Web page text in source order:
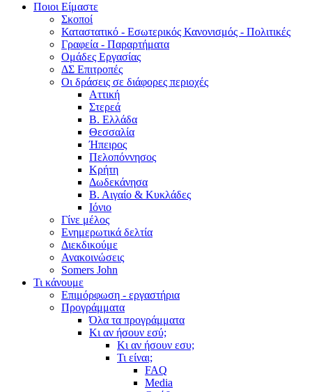
Ποιοι Είμαστε
Σκοποί
Καταστατικό - Εσωτερικός Κανονισμός - Πολιτικές
Γραφεία - Παραρτήματα
Ομάδες Εργασίας
ΔΣ Επιτροπές
Οι δράσεις σε διάφορες περιοχές
Αττική
Στερεά
Β. Ελλάδα
Θεσσαλία
Ήπειρος
Πελοπόννησος
Κρήτη
Δωδεκάνησα
Β. Αιγαίο & Κυκλάδες
Ιόνιο
Γίνε μέλος
Ενημερωτικά δελτία
Διεκδικούμε
Ανακοινώσεις
Somers John
Τι κάνουμε
Επιμόρφωση - εργαστήρια
Προγράμματα
Όλα τα προγράμματα
Κι αν ήσουν εσύ;
Κι αν ήσουν εσυ;
Τι είναι;
FAQ
Media